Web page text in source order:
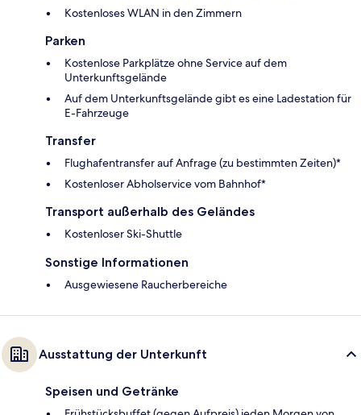
Kostenloses WLAN in den Zimmern
Parken
Kostenlose Parkplätze ohne Service auf dem
Unterkunftsgelände
Auf dem Unterkunftsgelände gibt es eine Ladestation für
E-Fahrzeuge
Transfer
Flughafentransfer auf Anfrage (zu bestimmten Zeiten)*
Kostenloser Abholservice vom Bahnhof*
Transport außerhalb des Geländes
Kostenloser Ski-Shuttle
Sonstige Informationen
Ausgewiesene Raucherbereiche
Ausstattung der Unterkunft
Speisen und Getränke